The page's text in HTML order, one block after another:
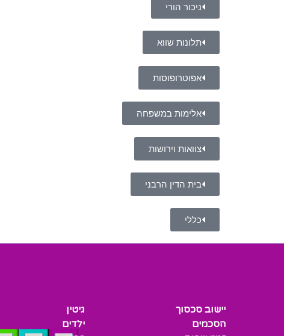
ניכור הורי
תלונות שווא
אפוטרופוסות
אלימות במשפחה
צוואות וירושות
בית הדין הרבני
כללי
יישוב סכסוך
הסכמים
גיטין
ילדים